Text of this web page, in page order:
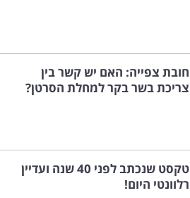
חובת צפייה: האם יש קשר בין
צריכת בשר בקר למחלת הסרטן?
טקסט שנכתב לפני 40 שנה ועדיין
רלוונטי היום!